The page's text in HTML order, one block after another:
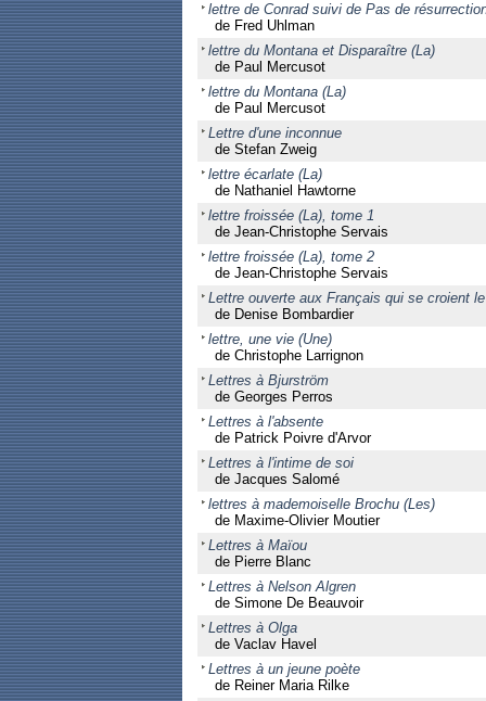
lettre de Conrad suivi de Pas de
de Fred Uhlman
lettre du Montana et Disparaître (La)
de Paul Mercusot
lettre du Montana (La)
de Paul Mercusot
Lettre d'une inconnue
de Stefan Zweig
lettre écarlate (La)
de Nathaniel Hawtorne
lettre froissée (La), tome 1
de Jean-Christophe Servais
lettre froissée (La), tome 2
de Jean-Christophe Servais
Lettre ouverte aux Français qui se croient
de Denise Bombardier
lettre, une vie (Une)
de Christophe Larrignon
Lettres à Bjurström
de Georges Perros
Lettres à l'absente
de Patrick Poivre d'Arvor
Lettres à l'intime de soi
de Jacques Salomé
lettres à mademoiselle Brochu (Les)
de Maxime-Olivier Moutier
Lettres à Maïou
de Pierre Blanc
Lettres à Nelson Algren
de Simone De Beauvoir
Lettres à Olga
de Vaclav Havel
Lettres à un jeune poète
de Reiner Maria Rilke